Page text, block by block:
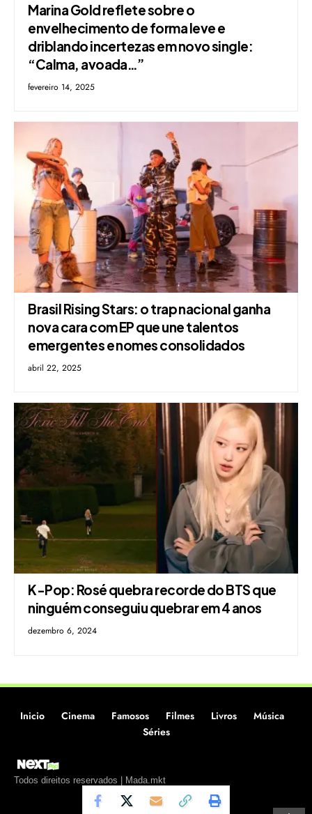
Marina Gold reflete sobre o
envelhecimento de forma leve e
driblando incertezas em novo single:
“Calma, avoada…”
fevereiro 14, 2025
Brasil Rising Stars: o trap nacional ganha
nova cara com EP que une talentos
emergentes e nomes consolidados
abril 22, 2025
K-Pop: Rosé quebra recorde do BTS que
ninguém conseguiu quebrar em 4 anos
dezembro 6, 2024
Inicio Cinema Famosos Filmes Livros
Música
Séries
Todos direitos reservados | Mada.mkt